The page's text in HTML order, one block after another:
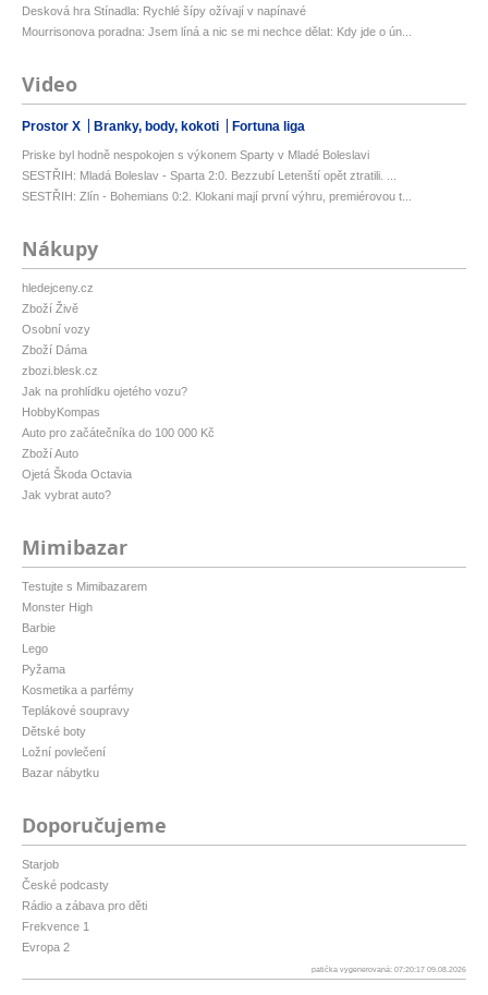
Desková hra Stínadla: Rychlé šípy ožívají v napínavé
Mourrisonova poradna: Jsem líná a nic se mi nechce dělat: Kdy jde o ún...
Video
Prostor X Branky, body, kokoti Fortuna liga
Priske byl hodně nespokojen s výkonem Sparty v Mladé Boleslavi
SESTŘIH: Mladá Boleslav - Sparta 2:0. Bezzubí Letenští opět ztratili. ...
SESTŘIH: Zlín - Bohemians 0:2. Klokani mají první výhru, premiérovou t...
Nákupy
hledejceny.cz
Zboží Živě
Osobní vozy
Zboží Dáma
zbozi.blesk.cz
Jak na prohlídku ojetého vozu?
HobbyKompas
Auto pro začátečníka do 100 000 Kč
Zboží Auto
Ojetá Škoda Octavia
Jak vybrat auto?
Mimibazar
Testujte s Mimibazarem
Monster High
Barbie
Lego
Pyžama
Kosmetika a parfémy
Teplákové soupravy
Dětské boty
Ložní povlečení
Bazar nábytku
Doporučujeme
Starjob
České podcasty
Rádio a zábava pro děti
Frekvence 1
Evropa 2
patička vygenerovaná: 07:20:17 09.08.2026